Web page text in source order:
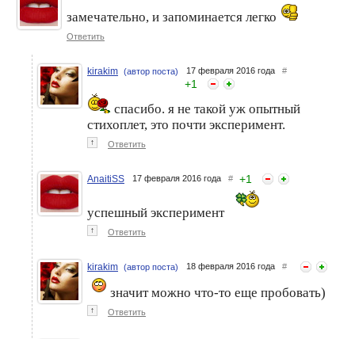
замечательно, и запоминается легко
Ответить
kirakim (автор поста) 17 февраля 2016 года #
+1
спасибо. я не такой уж опытный
стихоплет, это почти эксперимент.
↑ Ответить
AnaitiSS 17 февраля 2016 года # +1
успешный эксперимент
↑ Ответить
kirakim (автор поста) 18 февраля 2016 года #
значит можно что-то еще пробовать)
↑ Ответить